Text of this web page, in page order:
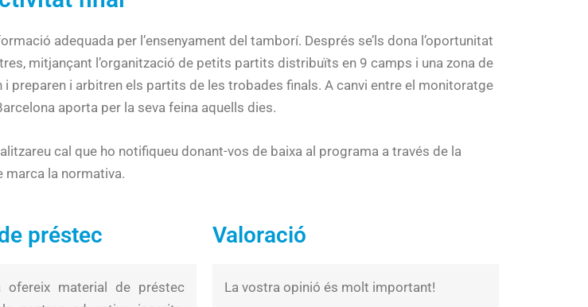
adequada per l’ensenyament del tamborí. Després se’ls dona l’oportunitat
mitjançant l’organització de petits partits distribuïts en 9 camps i una zona de
preparen i arbitren els partits de les trobades finals. A canvi entre el monitoratge
aporta per la seva feina aquells dies.
cal que ho notifiqueu donant-vos de baixa al programa a través de la
marca la normativa.
préstec
ofereix material de préstec
Valoració
La vostra opinió és molt important!